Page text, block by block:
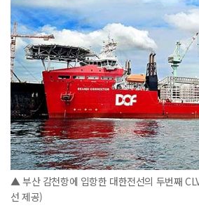
▲ 부산 감천항에 입항한 대한전선의 두번째
선 제공)